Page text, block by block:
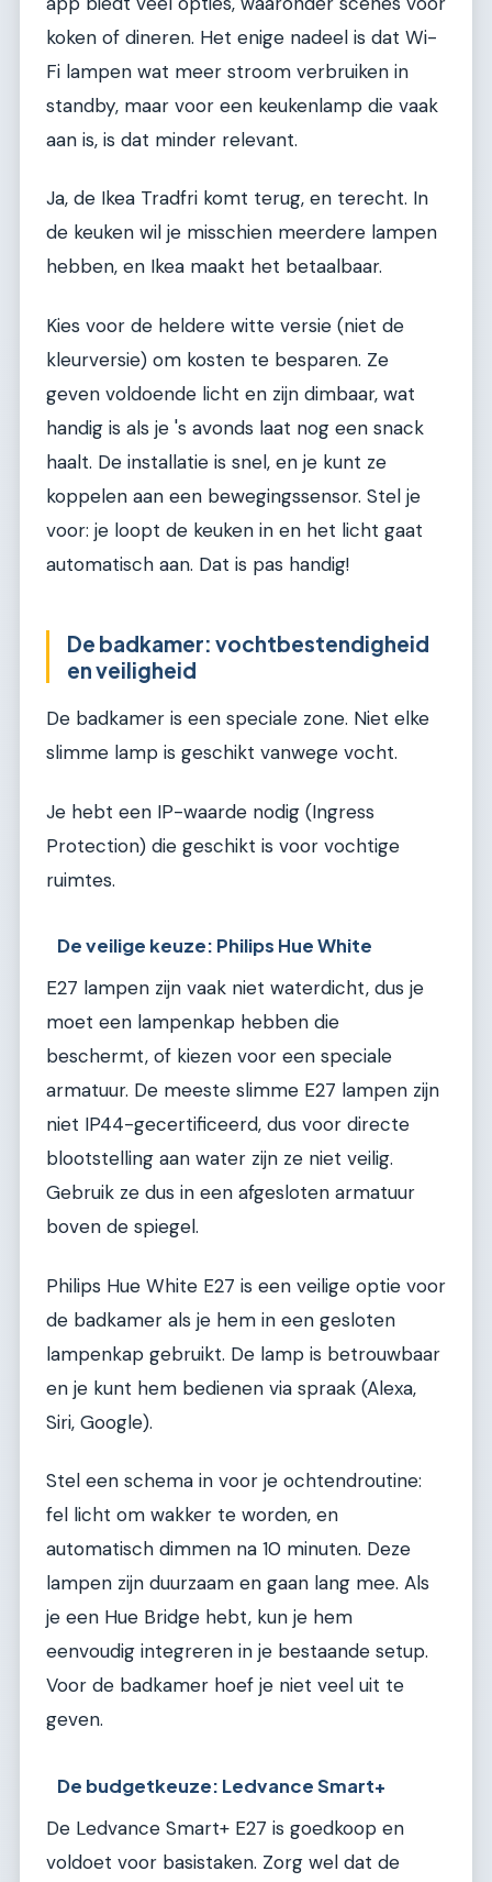
koken of dineren. Het enige nadeel is dat Wi-
Fi lampen wat meer stroom verbruiken in
standby, maar voor een keukenlamp die vaak
aan is, is dat minder relevant.
Ja, de Ikea Tradfri komt terug, en terecht. In
de keuken wil je misschien meerdere lampen
hebben, en Ikea maakt het betaalbaar.
Kies voor de heldere witte versie (niet de
kleurversie) om kosten te besparen. Ze
geven voldoende licht en zijn dimbaar, wat
handig is als je 's avonds laat nog een snack
haalt. De installatie is snel, en je kunt ze
koppelen aan een bewegingssensor. Stel je
voor: je loopt de keuken in en het licht gaat
automatisch aan. Dat is pas handig!
De badkamer: vochtbestendigheid
en veiligheid
De badkamer is een speciale zone. Niet elke
slimme lamp is geschikt vanwege vocht.
Je hebt een IP-waarde nodig (Ingress
Protection) die geschikt is voor vochtige
ruimtes.
De veilige keuze: Philips Hue White
E27 lampen zijn vaak niet waterdicht, dus je
moet een lampenkap hebben die
beschermt, of kiezen voor een speciale
armatuur. De meeste slimme E27 lampen zijn
niet IP44-gecertificeerd, dus voor directe
blootstelling aan water zijn ze niet veilig.
Gebruik ze dus in een afgesloten armatuur
boven de spiegel.
Philips Hue White E27 is een veilige optie voor
de badkamer als je hem in een gesloten
lampenkap gebruikt. De lamp is betrouwbaar
en je kunt hem bedienen via spraak (Alexa,
Siri, Google).
Stel een schema in voor je ochtendroutine:
fel licht om wakker te worden, en
automatisch dimmen na 10 minuten. Deze
lampen zijn duurzaam en gaan lang mee. Als
je een Hue Bridge hebt, kun je hem
eenvoudig integreren in je bestaande setup.
Voor de badkamer hoef je niet veel uit te
geven.
De budgetkeuze: Ledvance Smart+
De Ledvance Smart+ E27 is goedkoop en
voldoet voor basistaken. Zorg wel dat de